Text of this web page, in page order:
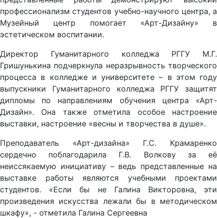
профессионализм студентов учебно-научного центра, а
Музейный центр помогает «Арт-Дизайну» в
эстетическом воспитании.
Директор Гуманитарного колледжа РГГУ М.Г.
Гришунькина подчеркнула неразрывность творческого
процесса в колледже и университете – в этом году
выпускники Гуманитарного колледжа РГГУ защитят
дипломы по направлениям обучения центра «Арт-
Дизайн». Она также отметила особое настроение
выставки, настроение «весны и творчества в душе».
Преподаватель «Арт-дизайна» Г.С. Крамаренко
сердечно поблагодарила Г.В. Волкову за её
неиссякаемую инициативу – ведь представленные на
выставке работы являются учебными проектами
студентов. «Если бы не Галина Викторовна, эти
произведения искусства лежали бы в методическом
шкафу», - отметила Галина Сергеевна